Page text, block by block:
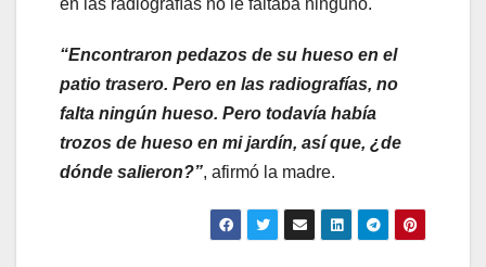
“Encontraron pedazos de su hueso en el
patio trasero. Pero en las radiografías, no
falta ningún hueso. Pero todavía había
trozos de hueso en mi jardín, así que, ¿de
dónde salieron?”, afirmó la madre.